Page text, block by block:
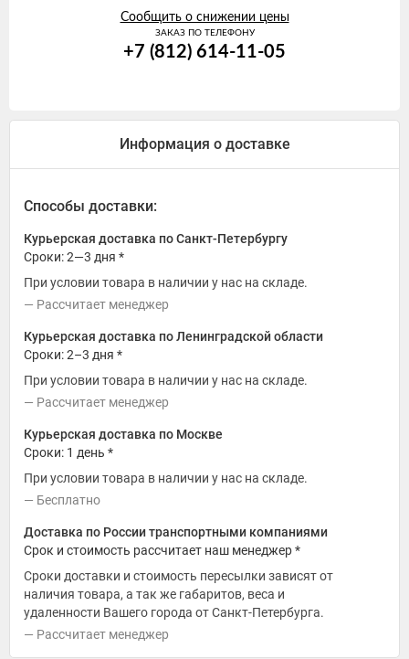
Сообщить о снижении цены
ЗАКАЗ ПО ТЕЛЕФОНУ
+7 (812) 614-11-05
Информация о доставке
Способы доставки:
Курьерская доставка по Санкт-Петербургу
Сроки: 2—3 дня *
При условии товара в наличии у нас на складе.
Рассчитает менеджер
Курьерская доставка по Ленинградской области
Сроки: 2–3 дня *
При условии товара в наличии у нас на складе.
Рассчитает менеджер
Курьерская доставка по Москве
Сроки: 1 день *
При условии товара в наличии у нас на складе.
Бесплатно
Доставка по России транспортными компаниями
Срок и стоимость рассчитает наш менеджер *
Сроки доставки и стоимость пересылки зависят от
наличия товара, а так же габаритов, веса и
удаленности Вашего города от Санкт-Петербурга.
Рассчитает менеджер